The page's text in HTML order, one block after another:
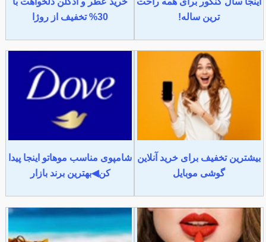
ترین ساله!
30% تخفیف از روژا
بیشترین تخفیف برای خرید آنلاین
گوشی موبایل
شامپوی مناسب موهاتو اینجا پیدا
کن◀بهترین برند بازار